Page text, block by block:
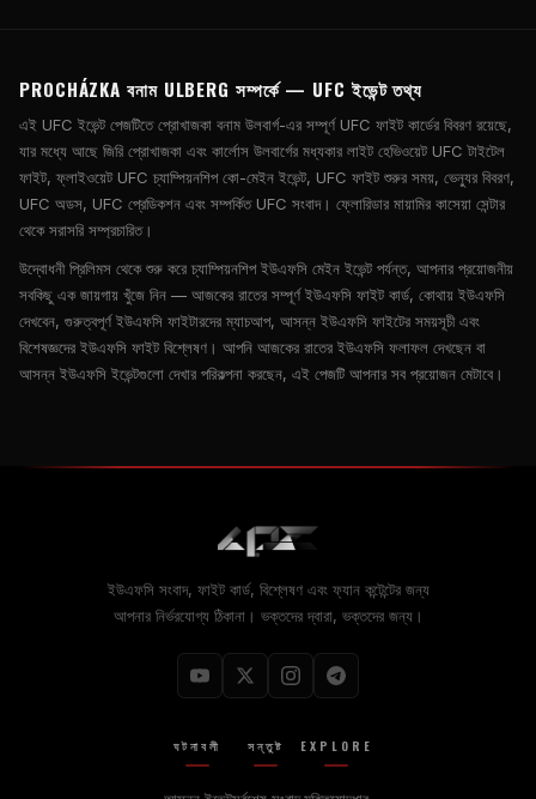
PROCHÁZKA বনাম ULBERG সম্পর্কে — UFC ইভেন্ট তথ্য
এই UFC ইভেন্ট পেজটিতে প্রোখাজকা বনাম উলবার্গ-এর সম্পূর্ণ UFC ফাইট কার্ডের বিবরণ রয়েছে,
যার মধ্যে আছে জিরি প্রোখাজকা এবং কার্লোস উলবার্গের মধ্যকার লাইট হেভিওয়েট UFC টাইটেল
ফাইট, ফ্লাইওয়েট UFC চ্যাম্পিয়নশিপ কো-মেইন ইভেন্ট, UFC ফাইট শুরুর সময়, ভেন্যুর বিবরণ,
UFC অডস, UFC প্রেডিকশন এবং সম্পর্কিত UFC সংবাদ। ফ্লোরিডার মায়ামির কাসেয়া সেন্টার
থেকে সরাসরি সম্প্রচারিত।
উদ্বোধনী প্রিলিমস থেকে শুরু করে চ্যাম্পিয়নশিপ ইউএফসি মেইন ইভেন্ট পর্যন্ত, আপনার প্রয়োজনীয়
সবকিছু এক জায়গায় খুঁজে নিন — আজকের রাতের সম্পূর্ণ ইউএফসি ফাইট কার্ড, কোথায় ইউএফসি
দেখবেন, গুরুত্বপূর্ণ ইউএফসি ফাইটারদের ম্যাচআপ, আসন্ন ইউএফসি ফাইটের সময়সূচী এবং
বিশেষজ্ঞদের ইউএফসি ফাইট বিশ্লেষণ। আপনি আজকের রাতের ইউএফসি ফলাফল দেখছেন বা
আসন্ন ইউএফসি ইভেন্টগুলো দেখার পরিকল্পনা করছেন, এই পেজটি আপনার সব প্রয়োজন মেটাবে।
ইউএফসি সংবাদ, ফাইট কার্ড, বিশ্লেষণ এবং ফ্যান কন্টেন্টের জন্য
আপনার নির্ভরযোগ্য ঠিকানা। ভক্তদের দ্বারা, ভক্তদের জন্য।
ঘটনাবলী সন্তুষ্ট EXPLORE